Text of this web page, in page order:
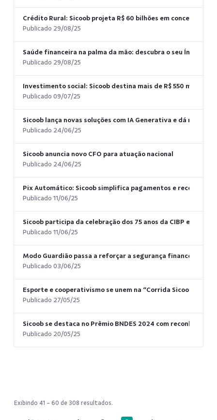
Crédito Rural: Sicoob projeta R$ 60 bilhões em concessões
Publicado 29/08/25
Saúde financeira na palma da mão: descubra o seu Índice de
Publicado 29/08/25
Investimento social: Sicoob destina mais de R$ 550 milhões
Publicado 09/07/25
Sicoob lança novas soluções com IA Generativa e dá novo
Publicado 24/06/25
Sicoob anuncia novo CFO para atuação nacional
Publicado 24/06/25
Pix Automático: Sicoob simplifica pagamentos e
Publicado 11/06/25
Sicoob participa da celebração dos 75 anos da CIBP e
Publicado 11/06/25
Modo Guardião passa a reforçar a segurança financeira no
Publicado 03/06/25
Esporte e cooperativismo se unem na “Corrida Sicoob”, em
Publicado 27/05/25
Sicoob se destaca no Prêmio BNDES 2024 com
Publicado 20/05/25
Exibindo 41 - 60 de 308 resultados.